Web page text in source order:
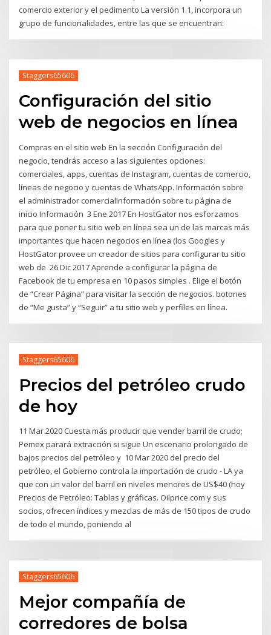
comercio exterior y el pedimento La versión 1.1, incorpora un
grupo de funcionalidades, entre las que se encuentran:
Staggers65606
Configuración del sitio
web de negocios en línea
Compras en el sitio web En la sección Configuración del
negocio, tendrás acceso a las siguientes opciones:
comerciales, apps, cuentas de Instagram, cuentas de comercio,
líneas de negocio y cuentas de WhatsApp. Información sobre
el administrador comercialInformación sobre tu página de
inicio Información 3 Ene 2017 En HostGator nos esforzamos
para que poner tu sitio web en línea sea un de las marcas más
importantes que hacen negocios en línea (los Googles y
HostGator provee un creador de sitios para configurar tu sitio
web de 26 Dic 2017 Aprende a configurar la página de
Facebook de tu empresa en 10 pasos simples . Elige el botón
de “Crear Página” para visitar la sección de negocios. botones
de “Me gusta” y “Seguir” a tu sitio web y perfiles en línea.
Staggers65606
Precios del petróleo crudo
de hoy
11 Mar 2020 Cuesta más producir que vender barril de crudo;
Pemex parará extracción si sigue Un escenario prolongado de
bajos precios del petróleo y 10 Mar 2020 del precio del
petróleo, el Gobierno controla la importación de crudo - LA ya
que con un valor del barril en niveles menores de US$40 (hoy
Precios de Petróleo: Tablas y gráficas. Oilprice.com y sus
socios, ofrecen índices y mezclas de más de 150 tipos de crudo
de todo el mundo, poniendo al
Staggers65606
Mejor compañía de
corredores de bolsa